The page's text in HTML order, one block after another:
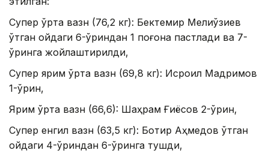
Супер ўрта вазн (76,2 кг): Бектемир Мелиқўзиев
ўтган ойдаги 6-ўриндан 1 поғона пастлади ва 7-
ўринга жойлаштирилди,
Супер ярим ўрта вазн (69,8 кг): Исроил Мадримов
1-ўрин,
Ярим ўрта вазн (66,6): Шаҳрам Ғиёсов 2-ўрин,
Супер енгил вазн (63,5 кг): Ботир Аҳмедов ўтган
ойдаги 4-ўриндан 6-ўринга тушди,